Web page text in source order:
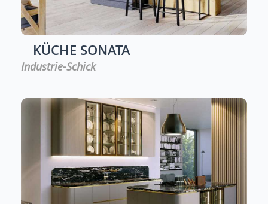
KÜCHE SONATA
Industrie-Schick